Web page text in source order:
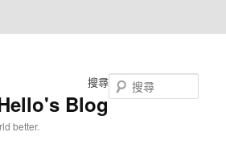
Blog
better.
搜尋